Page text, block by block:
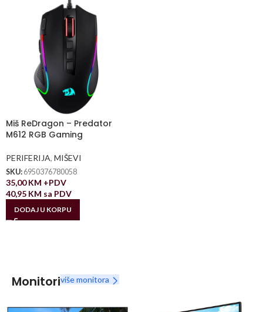
Miš ReDragon – Predator
M612 RGB Gaming
PERIFERIJA, MIŠEVI
SKU: 6950376780058
35,00KM +PDV
40,95 KM sa PDV
DODAJ U KORPU
Monitoriviše monitora